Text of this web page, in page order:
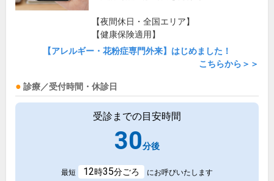
【夜間休日・全国エリア】
【健康保険適用】
【アレルギー・花粉症専門外来】はじめました！
こちらから＞＞
診療／受付時間・休診日
受診までの目安時間
30分後
最短 12時35分ごろ にお呼びいたします